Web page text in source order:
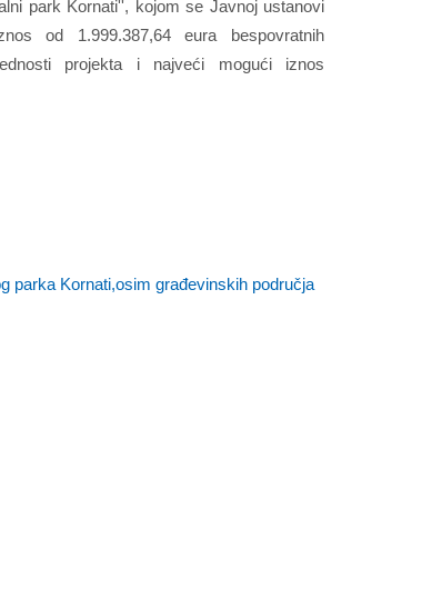
park Kornati'', kojom se Javnoj ustanovi
od 1.999.387,64 eura bespovratnih
projekta i najveći mogući iznos
parka Kornati,osim građevinskih područja